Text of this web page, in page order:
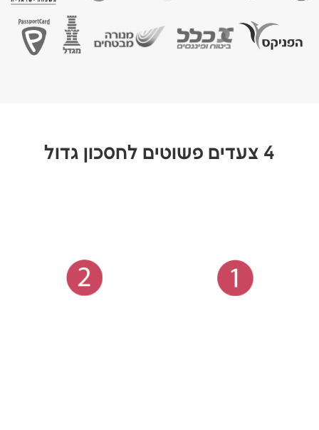
4 צעדים פשוטים לחסכון גדול